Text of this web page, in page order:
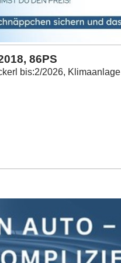
86PS
bis:2/2026, Klimaanlage